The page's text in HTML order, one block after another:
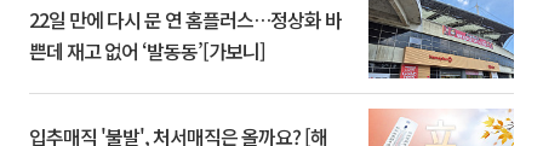
22일 만에 다시 문 연 홈플러스…정상화 바
쁜데 재고 없어 ‘발동동’[가보니]
입추매직 '불발', 처서매직은 올까요? [해